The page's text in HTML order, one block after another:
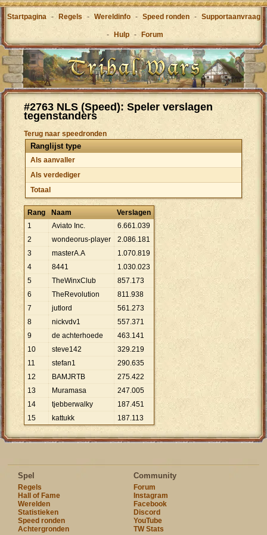
Startpagina - Regels - Wereldinfo - Speed ronden - Supportaanvraag
- Hulp - Forum
#2763 NLS (Speed): Speler verslagen
tegenstanders
Terug naar speedronden
Ranglijst type
Als aanvaller
Als verdediger
Totaal
Rang Naam
Verslagen
1
Aviato Inc. 6.661.039
2
wondeorus-player 2.086.181
3
masterA.A 1.070.819
4
8441 1.030.023
5
TheWinxClub 857.173
6
TheRevolution 811.938
7
jutlord 561.273
8
nickvdv1 557.371
9
de achterhoede 463.141
10
steve142 329.219
11
stefan1 290.635
12
BAMJRTB 275.422
13
Muramasa 247.005
14
tjebberwalky 187.451
15
kattukk 187.113
Spel
Regels
Hall of Fame
Werelden
Statistieken
Speed ronden
Achtergronden
Community
Forum
Instagram
Facebook
Discord
YouTube
TW Stats